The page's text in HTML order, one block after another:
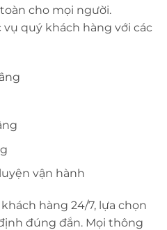
cho mọi người.
quý khách hàng với các
vận hành
hàng 24/7, lựa chọn
đúng đắn. Mọi thông